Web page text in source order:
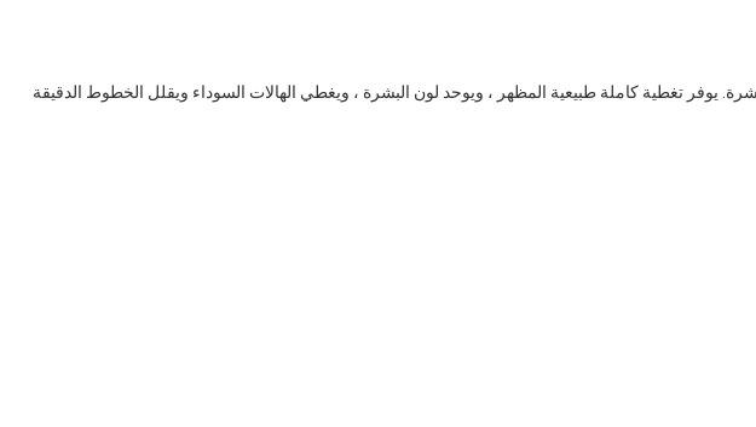
يوفر تغطية كاملة طبيعية المظهر ، ويوحد لون البشرة ، ويغطي الهالات السوداء ويقلل الخطوط الدقيقة